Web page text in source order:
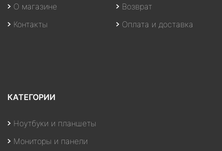
О магазине
Контакты
Возврат
Оплата и доставка
КАТЕГОРИИ
Ноутбуки и планшеты
Мониторы и панели